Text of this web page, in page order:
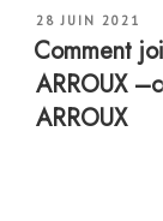
PUBLIÉ
LE
28 JUIN 2021
Comment
ARROUX
ARROUX